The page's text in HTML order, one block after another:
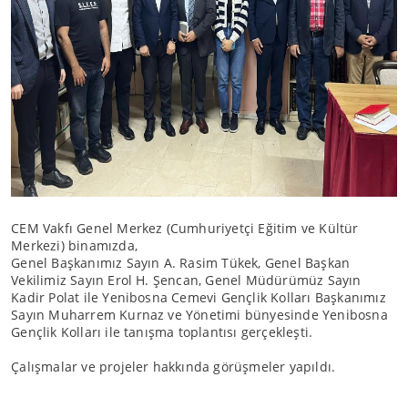
CEM Vakfı Genel Merkez (Cumhuriyetçi Eğitim ve Kültür
Merkezi) binamızda,
Genel Başkanımız Sayın A. Rasim Tükek, Genel Başkan
Vekilimiz Sayın Erol H. Şencan, Genel Müdürümüz Sayın
Kadir Polat ile Yenibosna Cemevi Gençlik Kolları Başkanımız
Sayın Muharrem Kurnaz ve Yönetimi bünyesinde Yenibosna
Gençlik Kolları ile tanışma toplantısı gerçekleşti.
Çalışmalar ve projeler hakkında görüşmeler yapıldı.